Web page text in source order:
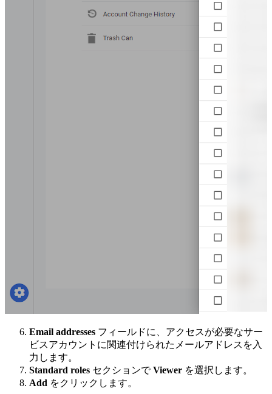
Email addresses フィールドに、アクセスが必要なサー
ビスアカウントに関連付けられたメールアドレスを入
力します。
Standard roles セクションでViewer を選択します。
Add をクリックします。